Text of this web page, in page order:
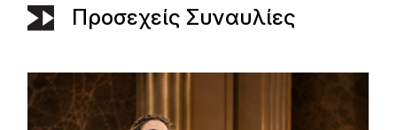
Προσεχείς Συναυλίες